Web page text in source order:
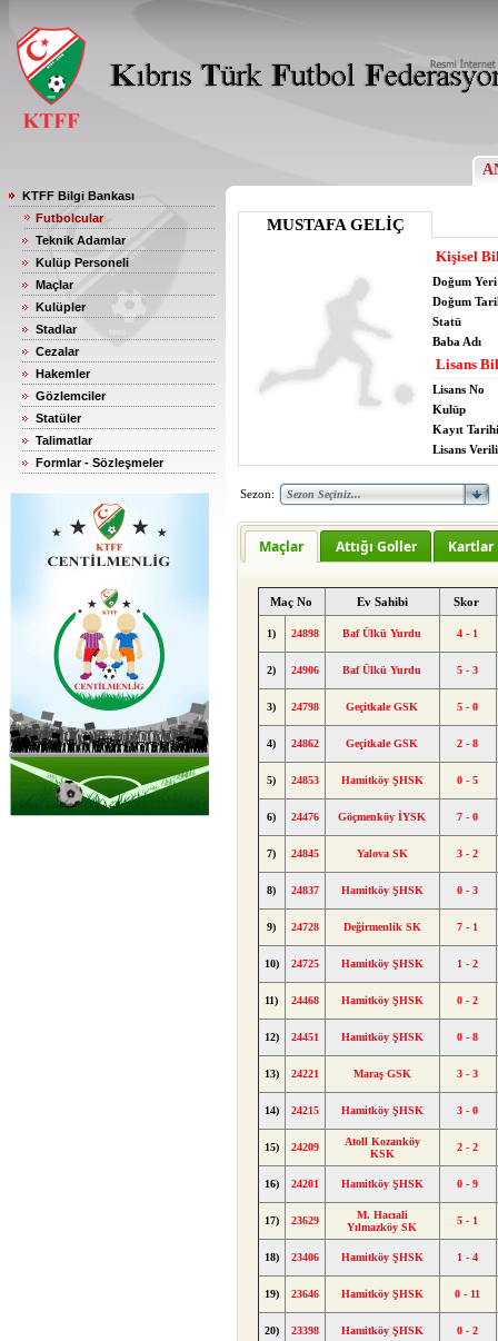
KTFF Bilgi Bankası
Futbolcular
Teknik Adamlar
Kulüp Personeli
Maçlar
Kulüpler
Stadlar
Cezalar
Hakemler
Gözlemciler
Statüler
Talimatlar
Formlar - Sözleşmeler
MUSTAFA GELİÇ
Kişisel
Doğum Yeri
Doğum
Statü
Baba Adı
Lisans
Lisans No
Kulüp
Kayıt Tarihi
Lisans
Sezon:
Maçlar Attığı Goller Kartlar
Maç No Ev Sahibi Skor
1) 24898 Baf Ülkü Yurdu 4 - 1
2) 24906 Baf Ülkü Yurdu 5 - 3
3) 24798 Geçitkale GSK 5 - 0
4) 24862 Geçitkale GSK 2 - 8
5) 24853 Hamitköy ŞHSK 0 - 5
6) 24476 Göçmenköy İYSK 7 - 0
7) 24845 Yalova SK 3 - 2
8) 24837 Hamitköy ŞHSK 0 - 3
9) 24728 Değirmenlik SK 7 - 1
10) 24725 Hamitköy ŞHSK 1 - 2
11) 24468 Hamitköy ŞHSK 0 - 2
12) 24451 Hamitköy ŞHSK 0 - 8
13) 24221 Maraş GSK 3 - 3
14) 24215 Hamitköy ŞHSK 3 - 0
15) 24209
Atoll Kozanköy
KSK
2 - 2
16) 24201 Hamitköy ŞHSK 0 - 9
17) 23629
M. Hacıali
Yılmazköy SK
5 - 1
18) 23406 Hamitköy ŞHSK 1 - 4
19) 23646 Hamitköy ŞHSK 0 - 11
20) 23398 Hamitköy ŞHSK 0 - 2